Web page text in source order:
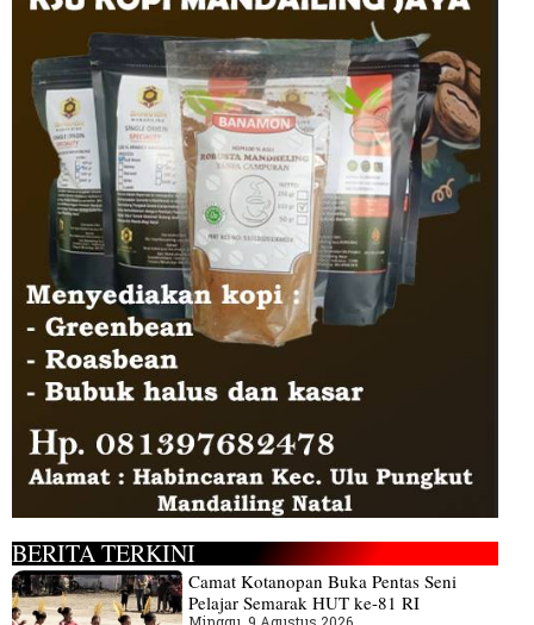
BERITA TERKINI
Camat Kotanopan Buka Pentas Seni
Pelajar Semarak HUT ke-81 RI